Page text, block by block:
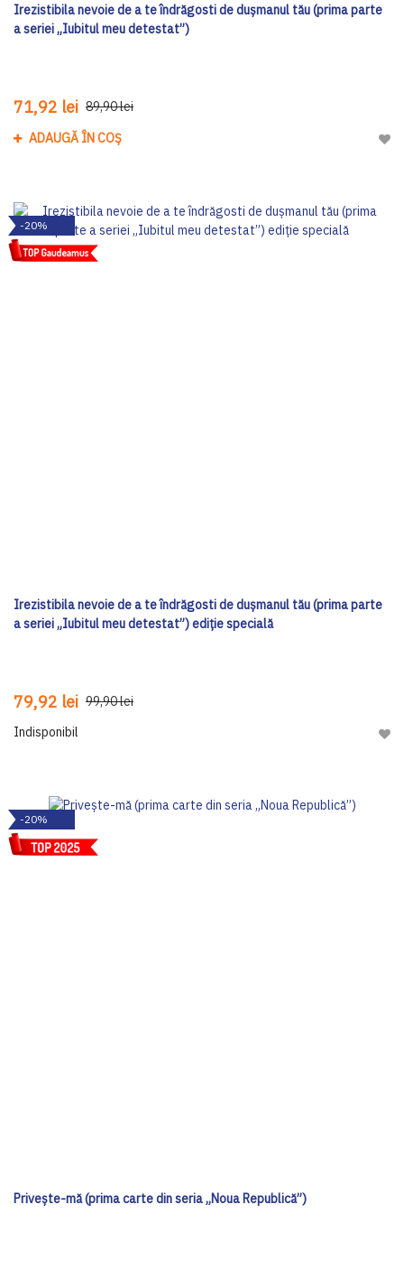
Irezistibila nevoie de a te îndrăgosti de dușmanul tău (prima parte
a seriei „Iubitul meu detestat”)
71,92 lei 89,90 lei
ADAUGĂ ÎN COȘ
-20%
Irezistibila nevoie de a te îndrăgosti de dușmanul tău (prima parte
a seriei „Iubitul meu detestat”) ediţie specială
79,92 lei 99,90 lei
Indisponibil
-20%
Privește-mă (prima carte din seria „Noua Republică”)